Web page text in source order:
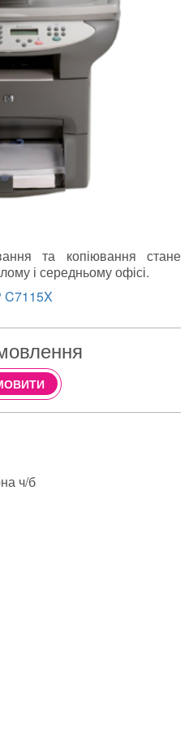
та копіювання стане
і середньому офісі.
ч/б